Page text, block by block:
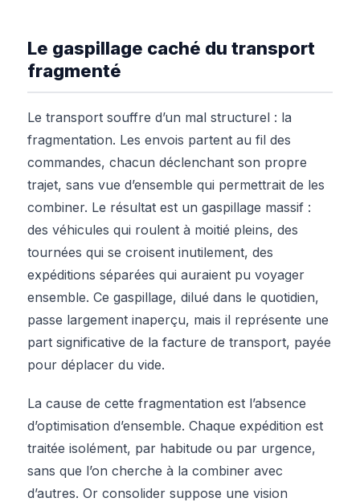
Le gaspillage caché du transport
fragmenté
Le transport souffre d’un mal structurel : la
fragmentation. Les envois partent au fil des
commandes, chacun déclenchant son propre
trajet, sans vue d’ensemble qui permettrait de les
combiner. Le résultat est un gaspillage massif :
des véhicules qui roulent à moitié pleins, des
tournées qui se croisent inutilement, des
expéditions séparées qui auraient pu voyager
ensemble. Ce gaspillage, dilué dans le quotidien,
passe largement inaperçu, mais il représente une
part significative de la facture de transport, payée
pour déplacer du vide.
La cause de cette fragmentation est l’absence
d’optimisation d’ensemble. Chaque expédition est
traitée isolément, par habitude ou par urgence,
sans que l’on cherche à la combiner avec
d’autres. Or consolider suppose une vision